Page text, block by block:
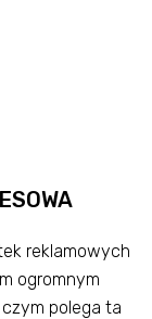
reklamowych
ogromnym
polega ta